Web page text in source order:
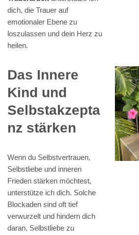
dich, die Trauer auf
emotionaler Ebene zu
loszulassen und dein Herz zu
heilen.
Das Innere
Kind und
Selbstakzepta
nz stärken
Wenn du Selbstvertrauen,
Selbstliebe und inneren
Frieden stärken möchtest,
unterstütze ich dich. Solche
Blockaden sind oft tief
verwurzelt und hindern dich
daran, Selbstliebe zu